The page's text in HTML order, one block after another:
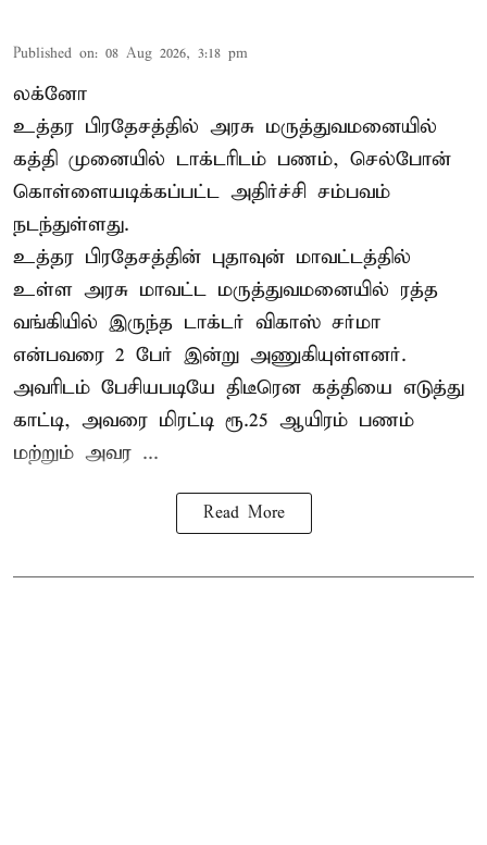
Published on: 08 Aug 2026, 3:18 pm
லக்னோ
உத்தர பிரதேசத்தில் அரசு மருத்துவமனையில்
கத்தி முனையில் டாக்டரிடம் பணம், செல்போன்
கொள்ளையடிக்கப்பட்ட அதிர்ச்சி சம்பவம்
நடந்துள்ளது.
உத்தர பிரதேசத்தின் புதாவுன் மாவட்டத்தில்
உள்ள அரசு மாவட்ட மருத்துவமனையில் ரத்த
வங்கியில் இருந்த டாக்டர் விகாஸ் சர்மா
என்பவரை 2 பேர் இன்று அணுகியுள்ளனர்.
அவரிடம் பேசியபடியே திடீரென கத்தியை எடுத்து
காட்டி, அவரை மிரட்டி ரூ.25 ஆயிரம் பணம்
மற்றும் அவர ...
Read More